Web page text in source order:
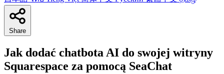
Share
Jak dodać chatbota AI do swojej witryny
Squarespace za pomocą SeaChat